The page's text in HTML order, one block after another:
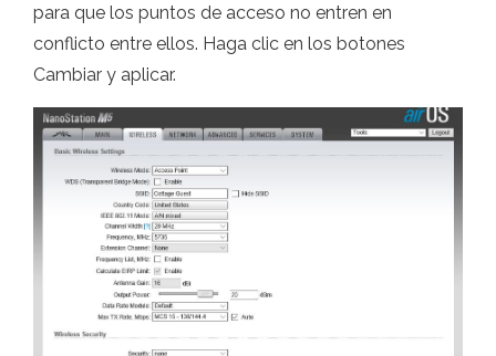
para que los puntos de acceso no entren en
conflicto entre ellos. Haga clic en los botones
Cambiar y aplicar.